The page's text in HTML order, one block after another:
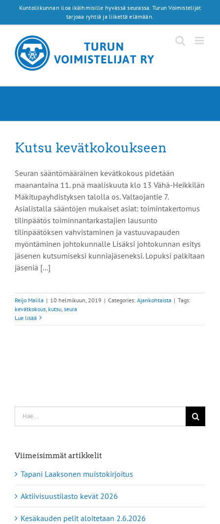
Kuntoliikunnan iloa ikäihmisille hyvässä seurassa. Turun Voimistelijat
tarjoaa ryhtiä ja liikettä elämään.
Kutsu kevätkokoukseen
Seuran sääntömääräinen kevätkokous pidetään
maanantaina 11. pnä maaliskuuta klo 13 Vähä-Heikkilän
Mäkitupayhdistyksen talolla os. Valtaojantie 7.
Asialistalla sääntöjen mukaiset asiat: toimintakertomus
tilinpäätös toiminnantarkastajien lausunto
tilinpäätöksen vahvistaminen ja vastuuvapauden
myöntäminen johtokunnalle Lisäksi johtokunnan esitys
jäsenen kutsumiseksi kunniajäseneksi. Lopuksi palkitaan
jäseniä [...]
Reijo Malila | 10 helmikuun, 2019 | Categories: Ajankohtaista | Tags:
kevätkokous kutsu seura
Lue lisää
Etsi
...
Viimeisimmät artikkelit
Tapani Laaksonen muistokirjoitus
Aktiivisuustilasto kevät 2026
Kesäkauden pelit aloitetaan 2.6.2026